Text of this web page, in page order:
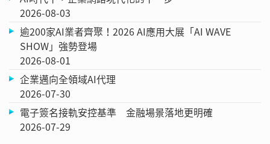
2026-08-03
逾200家AI業者齊聚！2026 AI應用大展「AI WAVE
SHOW」強勢登場
2026-08-01
企業邁向全領域AI代理
2026-07-30
電子簽名接軌安控基準 金融場景落地更明確
2026-07-29